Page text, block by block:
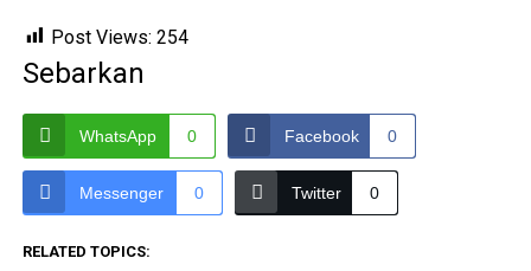
Post Views: 254
Sebarkan
WhatsApp 0 Facebook 0
Messenger 0 Twitter 0
RELATED TOPICS: